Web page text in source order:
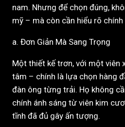
nam. Nhưng để chọn đúng,
mỹ – mà còn cần hiểu rõ chính
a. Đơn Giản Mà Sang Trọng
Một thiết kế trơn, với một viên
tâm – chính là lựa chọn hàng
đàn ông từng trải. Họ không
chính ánh sáng từ viên kim
tĩnh đã đủ gây ấn tượng.